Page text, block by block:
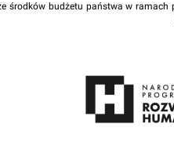
środków budżetu państwa w